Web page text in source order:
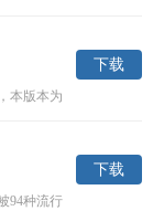
，全面兼
能反钓
本版本为
电脑安
对QQ聊
坏QQ的
异常等一
下载
94种流行
下载